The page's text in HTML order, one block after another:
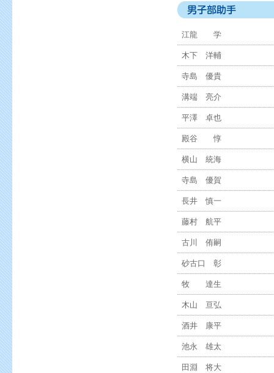
江龍 学
木下 洋輔
寺島 優貴
溝端 亮介
平澤 卓也
殿谷 惇
横山 統海
寺島 優賀
長井 慎一
藤村 航平
古川 侑嗣
砂古口 彰
牧 達生
木山 亘弘
酒井 康平
池永 雄太
田淵 将大